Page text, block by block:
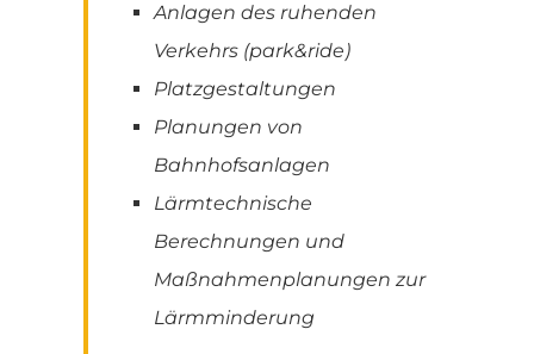
Anlagen des ruhenden
Verkehrs (park&ride)
Platzgestaltungen
Planungen von
Bahnhofsanlagen
Lärmtechnische
Berechnungen und
Maßnahmenplanungen zur
Lärmminderung